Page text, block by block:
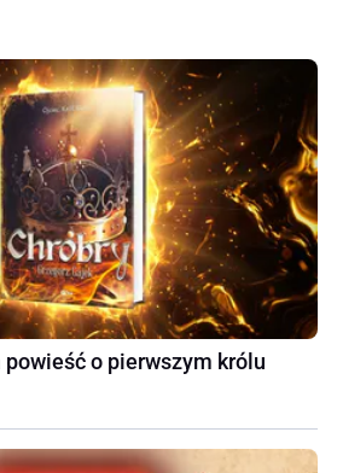
powieść o pierwszym królu